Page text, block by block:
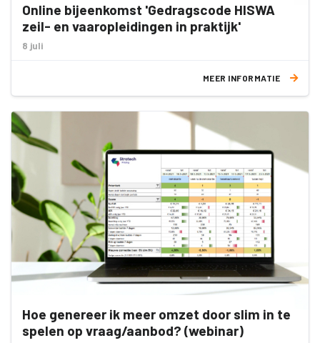
Online bijeenkomst 'Gedragscode HISWA
zeil- en vaaropleidingen in praktijk'
8 juli
MEER INFORMATIE
Hoe genereer ik meer omzet door slim in te
spelen op vraag/aanbod? (webinar)